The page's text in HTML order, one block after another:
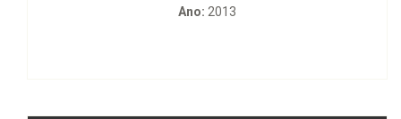
Ano: 2013